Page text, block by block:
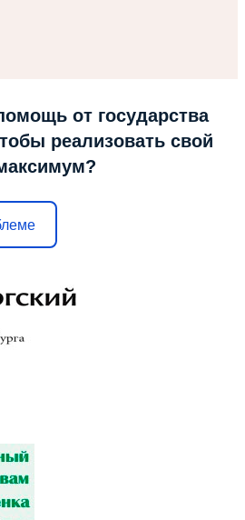
от государства
реализовать свой